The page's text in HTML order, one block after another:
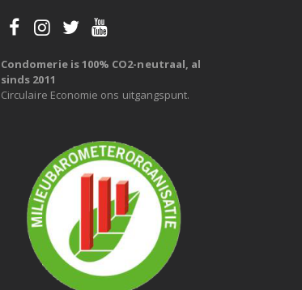
Condomerie is 100% CO2-neutraal, al
sinds 2011
Circulaire Economie ons uitgangspunt.